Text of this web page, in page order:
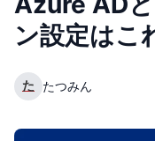
ン設定はこ
た たつみん